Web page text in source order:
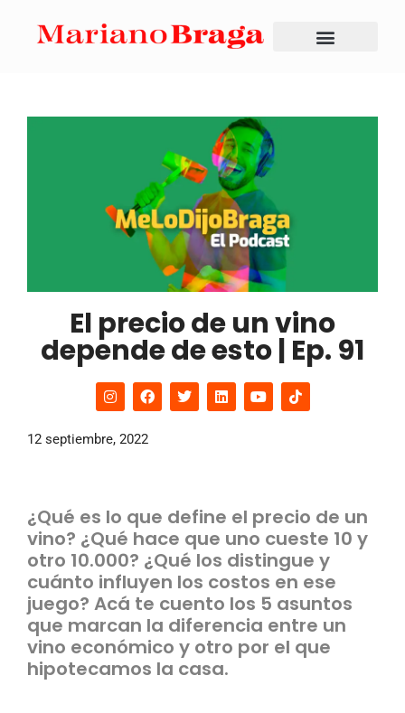
El precio de un vino
depende de esto | Ep. 91
12 septiembre, 2022
¿Qué es lo que define el precio de un
vino? ¿Qué hace que uno cueste 10 y
otro 10.000? ¿Qué los distingue y
cuánto influyen los costos en ese
juego? Acá te cuento los 5 asuntos
que marcan la diferencia entre un
vino económico y otro por el que
hipotecamos la casa.